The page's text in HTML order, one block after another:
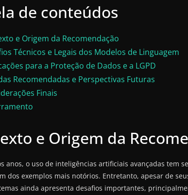
de conteúdos
e Origem da Recomendação
Técnicos e Legais dos Modelos de Linguagem
para a Proteção de Dados e a LGPD
Recomendadas e Perspectivas Futuras
Finais
e Origem da
anos, o uso de inteligências artificiais avançadas tem
dos exemplos mais notórios. Entretanto, apesar de
ainda apresenta desafios importantes,